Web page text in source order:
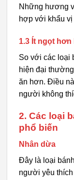
Những hương
hợp với khẩu
1.3 Ít ngọt
So với các loại
hiện đại
ăn hơn. Điều
người không
2. Các loại
phổ biến
Nhân dừa
Đây là loại
người yêu